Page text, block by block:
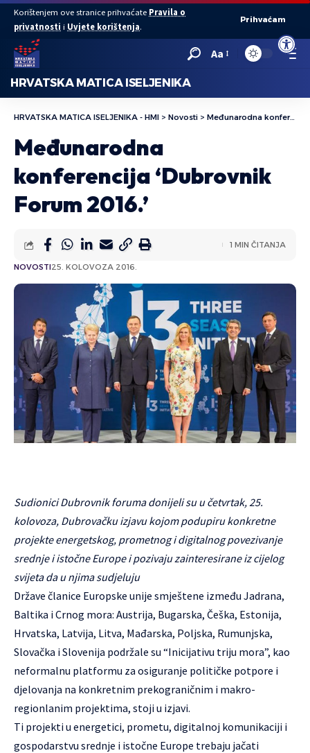
Open
Korištenjem ove stranice prihvaćate Pravila o
privatnosti i Uvjete korištenja.
Prihvaćam
Aa
HRVATSKA MATICA ISELJENIKA
HRVATSKA MATICA ISELJENIKA - HMI > Novosti > Međunarodna konferencija ‘Dubrovnik Forum 2016.’
Međunarodna
konferencija ‘Dubrovnik
Forum 2016.’
NOVOSTI25. KOLOVOZA 2016.
1 MIN ČITANJA
Sudionici Dubrovnik foruma donijeli su u četvrtak, 25.
kolovoza, Dubrovačku izjavu kojom podupiru konkretne
projekte energetskog, prometnog i digitalnog povezivanje
srednje i istočne Europe i pozivaju zainteresirane iz cijelog
svijeta da u njima sudjeluju
Države članice Europske unije smještene između Jadrana,
Baltika i Crnog mora: Austrija, Bugarska, Češka, Estonija,
Hrvatska, Latvija, Litva, Mađarska, Poljska, Rumunjska,
Slovačka i Slovenija podržale su “Inicijativu triju mora”, kao
neformalnu platformu za osiguranje političke potpore i
djelovanja na konkretnim prekograničnim i makro-
regionlanim projektima, stoji u izjavi.
Ti projekti u energetici, prometu, digitalnoj komunikaciji i
gospodarstvu srednje i istočne Europe trebaju jačati